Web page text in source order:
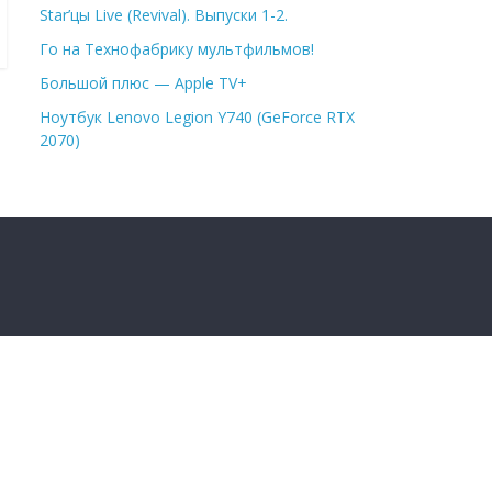
Star’цы Live (Revival). Выпуски 1-2.
Го на Технофабрику мультфильмов!
Большой плюс — Apple TV+
Ноутбук Lenovo Legion Y740 (GeForce RTX
2070)